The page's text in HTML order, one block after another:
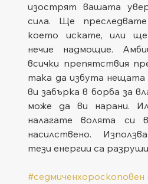
изострят вашата
сила. Ще
което искате, или
нечие надмощие.
всички препятствия
така да избута нещата
ви забърка в борба за
може да ви нарани.
налагате волята си
насилствено.
тези енергии са
#седмиченхороскоповен